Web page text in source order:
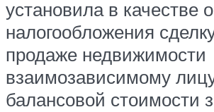
установила в качестве
налогообложения
продаже недвижимости
взаимозависимому
балансовой стоимости